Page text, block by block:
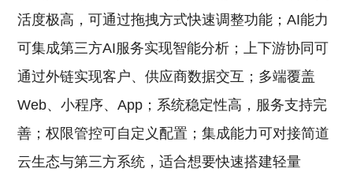
活度极高，可通过拖拽方式快速调整功能；AI能力
可集成第三方AI服务实现智能分析；上下游协同可
通过外链实现客户、供应商数据交互；多端覆盖
Web、小程序、App；系统稳定性高，服务支持完
善；权限管控可自定义配置；集成能力可对接简道
云生态与第三方系统，适合想要快速搭建轻量